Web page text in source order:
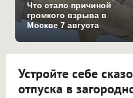
Что стало причиной
громкого взрыва в
Москве 7 августа
Устройте себе
отпуска в